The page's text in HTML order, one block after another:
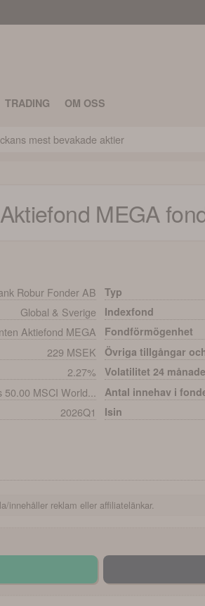
TRADING OM OSS
mest bevakade aktier
MEGA
Robur Fonder AB Typ
Global & Sverige Indexfond
Aktiefond MEGA Fondförmögenhet
229 MSEK Övriga tillgångar
2.27% Volatilitet 24
MSCI World... Antal innehav i
2026Q1 Isin
innehåller reklam eller affiliatelänkar.